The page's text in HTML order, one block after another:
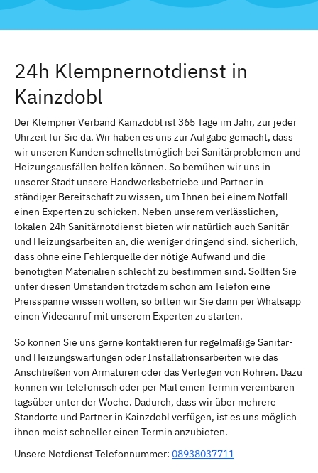
24h Klempnernotdienst in
Kainzdobl
Der Klempner Verband Kainzdobl ist 365 Tage im Jahr, zur jeder
Uhrzeit für Sie da. Wir haben es uns zur Aufgabe gemacht, dass
wir unseren Kunden schnellstmöglich bei Sanitärproblemen und
Heizungsausfällen helfen können. So bemühen wir uns in
unserer Stadt unsere Handwerksbetriebe und Partner in
ständiger Bereitschaft zu wissen, um Ihnen bei einem Notfall
einen Experten zu schicken. Neben unserem verlässlichen,
lokalen 24h Sanitärnotdienst bieten wir natürlich auch Sanitär-
und Heizungsarbeiten an, die weniger dringend sind. sicherlich,
dass ohne eine Fehlerquelle der nötige Aufwand und die
benötigten Materialien schlecht zu bestimmen sind. Sollten Sie
unter diesen Umständen trotzdem schon am Telefon eine
Preisspanne wissen wollen, so bitten wir Sie dann per Whatsapp
einen Videoanruf mit unserem Experten zu starten.
So können Sie uns gerne kontaktieren für regelmäßige Sanitär-
und Heizungswartungen oder Installationsarbeiten wie das
Anschließen von Armaturen oder das Verlegen von Rohren. Dazu
können wir telefonisch oder per Mail einen Termin vereinbaren
tagsüber unter der Woche. Dadurch, dass wir über mehrere
Standorte und Partner in Kainzdobl verfügen, ist es uns möglich
ihnen meist schneller einen Termin anzubieten.
Unsere Notdienst Telefonnummer: 08938037711